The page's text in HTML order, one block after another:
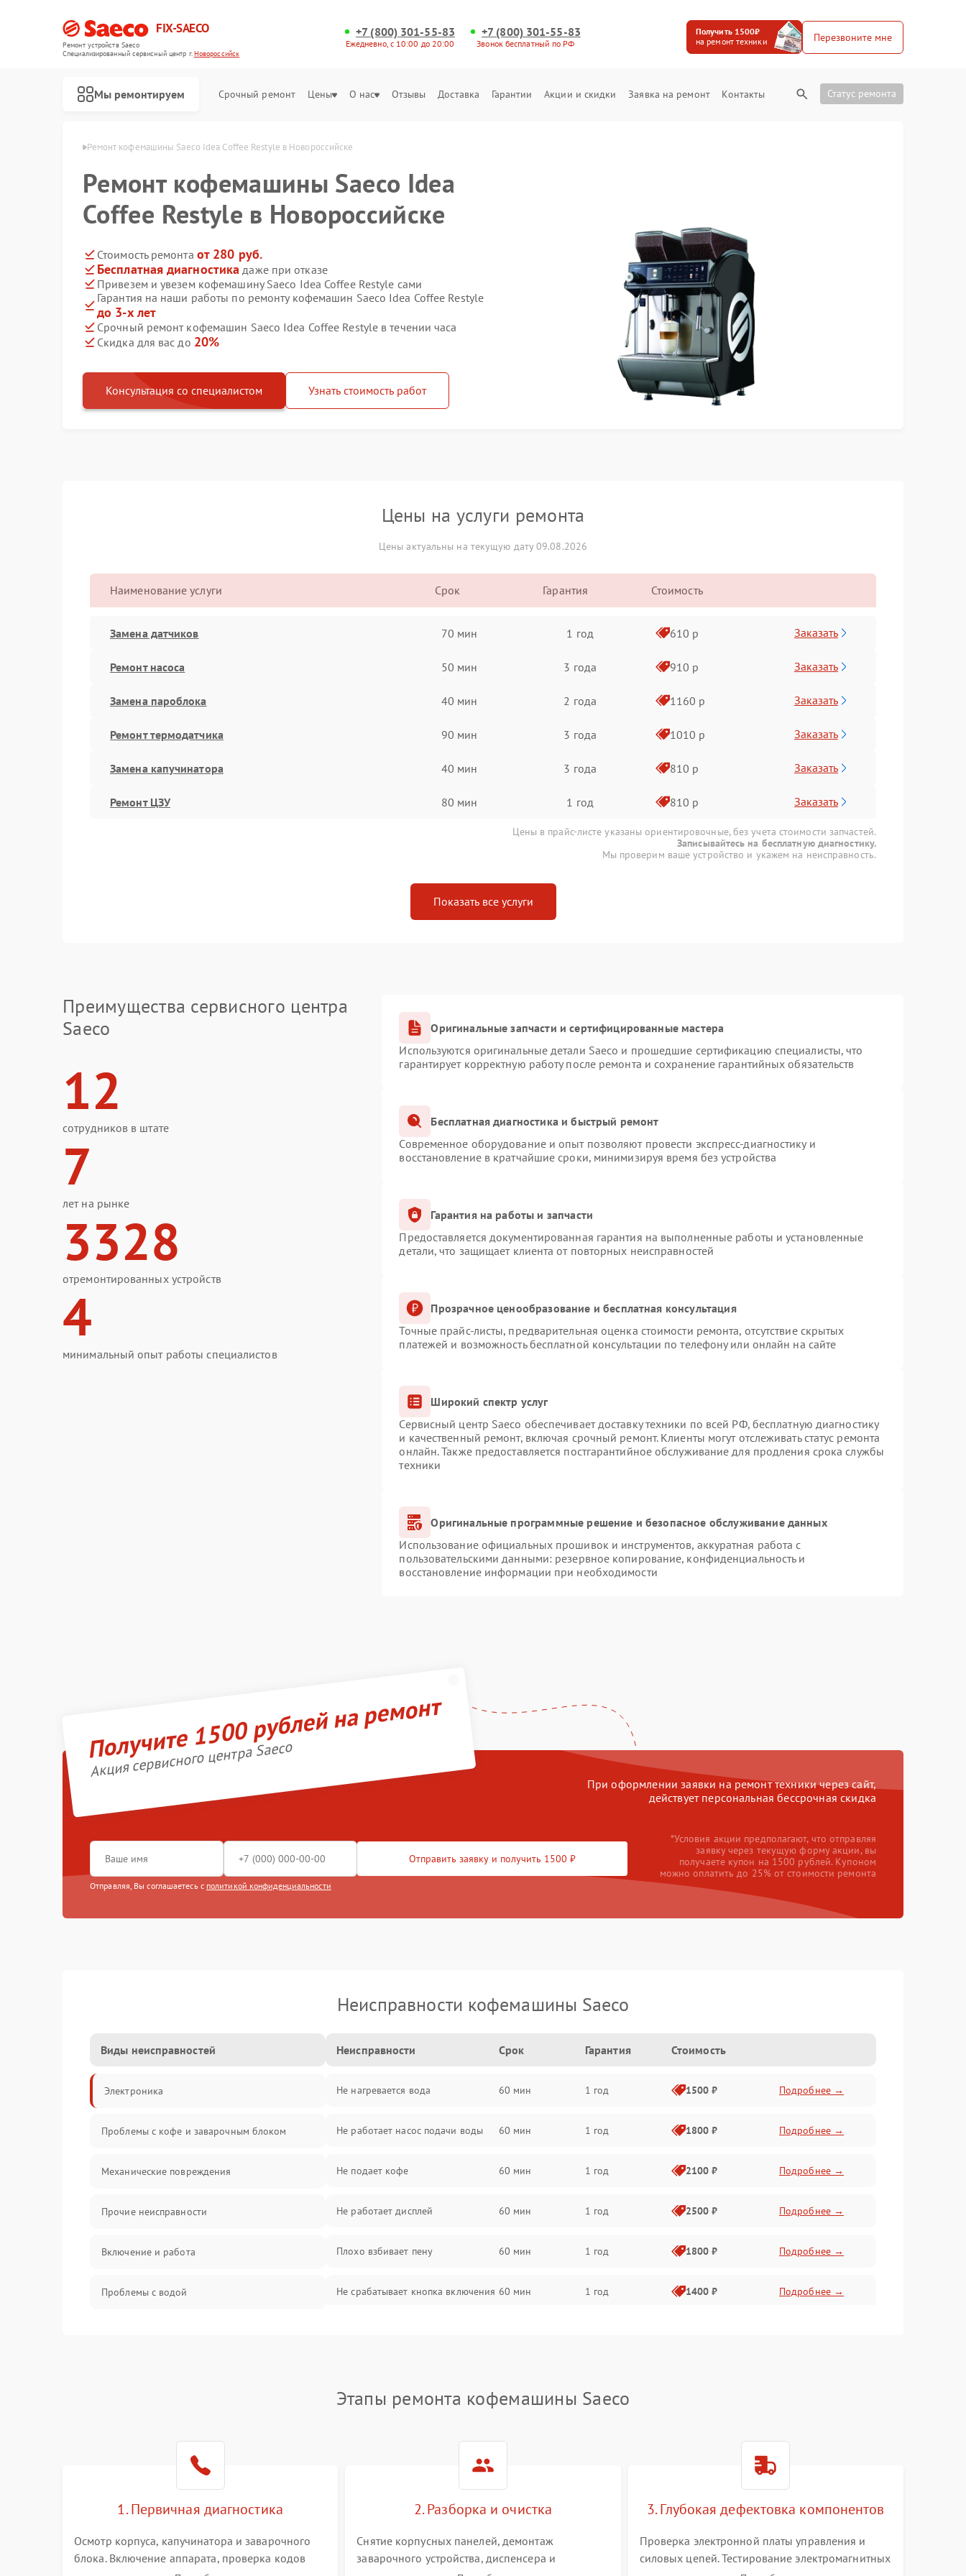
FIX-SAECO
Ремонт устройств Saeco
Специализированный cервисный центр г.Новороссийск
+7 (800) 301-55-83
Ежедневно, с 10:00 до 20:00
+7 (800) 301-55-83
Звонок бесплатный по РФ
Получить 1500₽
на ремонт техники
Перезвоните мне
Мы ремонтируем Срочный ремонт Цены О нас Отзывы Доставка Гарантии Акции и скидки Заявка на ремонт Контакты Статус ремонта
Ремонт кофемашины Saeco Idea Coffee Restyle в Новороссийске
Ремонт кофемашины Saeco Idea
Coffee Restyle в Новороссийске
Стоимость ремонта от 280 руб.
Бесплатная диагностика даже при отказе
Привезем и увезем кофемашину Saeco Idea Coffee Restyle сами
Гарантия на наши работы по ремонту кофемашин Saeco Idea Coffee Restyle
до 3-х лет
Срочный ремонт кофемашин Saeco Idea Coffee Restyle в течении часа
Скидка для вас до 20%
Консультация со специалистом Узнать стоимость работ
Цены на услуги ремонта
Цены актуальны на текущую дату 09.08.2026
Наименование услуги Срок Гарантия Стоимость
Замена датчиков 70 мин 1 год 610 р Заказать
Ремонт насоса 50 мин 3 года 910 р Заказать
Замена пароблока 40 мин 2 года 1160 р Заказать
Ремонт термодатчика 90 мин 3 года 1010 р Заказать
Замена капучинатора 40 мин 3 года 810 р Заказать
Ремонт ЦЗУ 80 мин 1 год 810 р Заказать
Цены в прайс-листе указаны ориентировочные, без учета стоимости запчастей.
Записывайтесь на бесплатную диагностику.
Мы проверим ваше устройство и укажем на неисправность.
Показать все услуги
Преимущества сервисного центра
Saeco
12
сотрудников в штате
7
лет на рынке
3328
отремонтированных устройств
4
минимальный опыт работы специалистов
Оригинальные запчасти и сертифицированные мастера
Используются оригинальные детали Saeco и прошедшие сертификацию специалисты, что
гарантирует корректную работу после ремонта и сохранение гарантийных обязательств
Бесплатная диагностика и быстрый ремонт
Современное оборудование и опыт позволяют провести экспресс-диагностику и
восстановление в кратчайшие сроки, минимизируя время без устройства
Гарантия на работы и запчасти
Предоставляется документированная гарантия на выполненные работы и установленные
детали, что защищает клиента от повторных неисправностей
Прозрачное ценообразование и бесплатная консультация
Точные прайс-листы, предварительная оценка стоимости ремонта, отсутствие скрытых
платежей и возможность бесплатной консультации по телефону или онлайн на сайте
Широкий спектр услуг
Сервисный центр Saeco обеспечивает доставку техники по всей РФ, бесплатную диагностику
и качественный ремонт, включая срочный ремонт. Клиенты могут отслеживать статус ремонта
онлайн. Также предоставляется постгарантийное обслуживание для продления срока службы
техники
Оригинальные программные решение и безопасное обслуживание данных
Использование официальных прошивок и инструментов, аккуратная работа с
пользовательскими данными: резервное копирование, конфиденциальность и
восстановление информации при необходимости
Получите 1500 рублей на ремонт
Акция сервисного центра Saeco
При оформлении заявки на ремонт техники через сайт,
действует персональная бессрочная скидка
Отправить заявку и получить 1500 ₽
Отправляя, Вы соглашаетесь с политикой конфиденциальности
*Условия акции предполагают, что отправляя
заявку через текущую форму акции, вы
получаете купон на 1500 рублей. Купоном
можно оплатить до 25% от стоимости ремонта
Неисправности кофемашины Saeco
Виды неисправностей
Электроника
Проблемы с кофе и заварочным блоком
Механические повреждения
Прочие неисправности
Включение и работа
Проблемы с водой
Неисправности Срок Гарантия Стоимость
Не нагревается вода 60 мин 1 год 1500 ₽ Подробнее →
Не работает насос подачи воды 60 мин 1 год 1800 ₽ Подробнее →
Не подает кофе 60 мин 1 год 2100 ₽ Подробнее →
Не работает дисплей 60 мин 1 год 2500 ₽ Подробнее →
Плохо взбивает пену 60 мин 1 год 1800 ₽ Подробнее →
Не срабатывает кнопка включения 60 мин 1 год 1400 ₽ Подробнее →
Этапы ремонта кофемашины Saeco
1. Первичная диагностика
Осмотр корпуса, капучинатора и заварочного
блока. Включение аппарата, проверка кодов
2. Разборка и очистка
Снятие корпусных панелей, демонтаж
заварочного устройства, диспенсера и
3. Глубокая дефектовка компонентов
Проверка электронной платы управления и
силовых цепей. Тестирование электромагнитных